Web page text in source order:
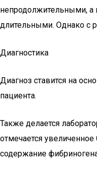
непродолжительными,
длительными. Однако с
Диагностика
Диагноз ставится на
пациента.
Также делается
отмечается
содержание